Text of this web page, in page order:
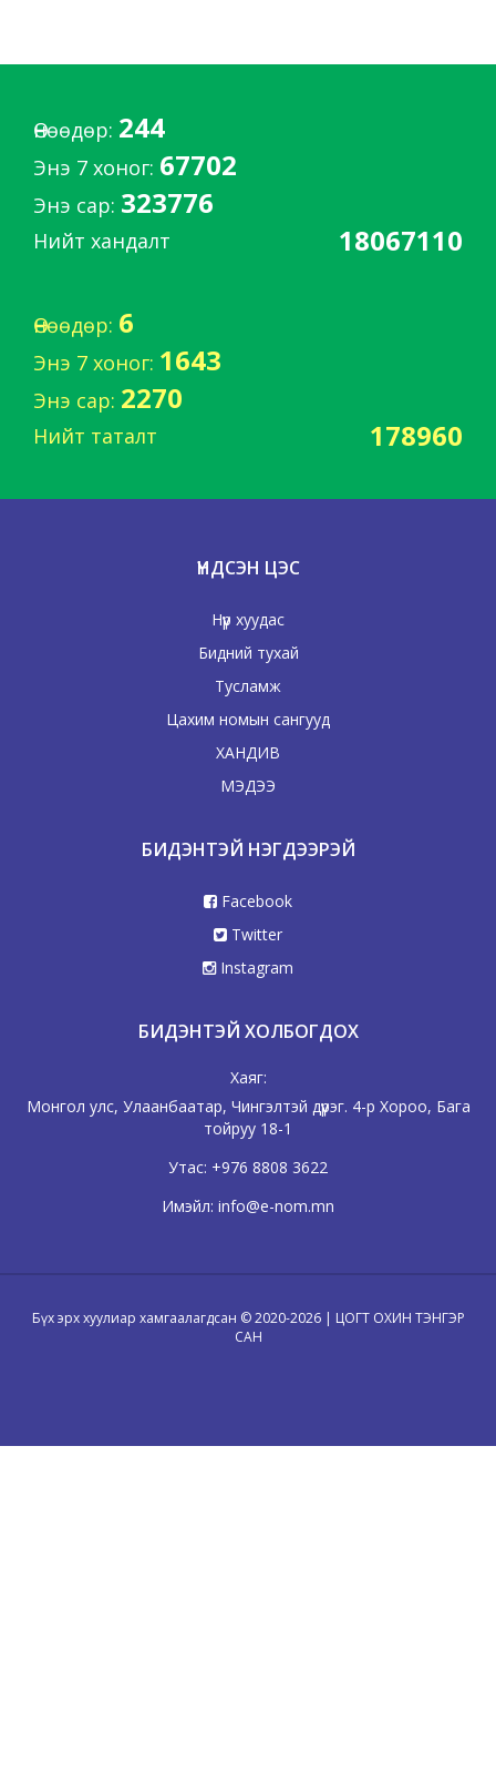
Өнөөдөр: 244
Энэ 7 хоног: 67702
Энэ сар: 323776
Нийт хандалт 18067110
Өнөөдөр: 6
Энэ 7 хоног: 1643
Энэ сар: 2270
Нийт таталт 178960
ҮНДСЭН ЦЭС
Нүүр хуудас
Бидний тухай
Тусламж
Цахим номын сангууд
ХАНДИВ
МЭДЭЭ
БИДЭНТЭЙ НЭГДЭЭРЭЙ
Facebook
Twitter
Instagram
БИДЭНТЭЙ ХОЛБОГДОХ
Хаяг:
Монгол улс, Улаанбаатар, Чингэлтэй дүүрэг. 4-р Хороо, Бага
тойруу 18-1
Утас: +976 8808 3622
Имэйл: info@e-nom.mn
Бүх эрх хуулиар хамгаалагдсан © 2020-2026 | ЦОГТ ОХИН ТЭНГЭР
САН